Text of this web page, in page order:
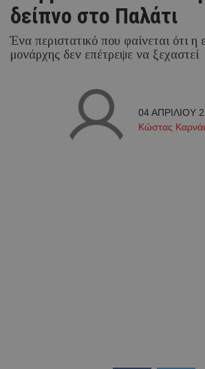
δείπνο στο Παλάτι
Ένα περιστατικό που φαίνεται ότι η
μονάρχης δεν επέτρεψε να ξεχαστεί
04 ΑΠΡΙΛΙΟΥ
Κώστας